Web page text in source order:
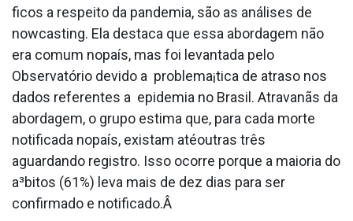
ficos a respeito da pandemia, são as análises de
nowcasting. Ela destaca que essa abordagem não
era comum nopaís, mas foi levantada pelo
Observatório devido a problema¡tica de atraso nos
dados referentes a epidemia no Brasil. Atravanãs da
abordagem, o grupo estima que, para cada morte
notificada nopaís, existam atéoutras três
aguardando registro. Isso ocorre porque a maioria do
a³bitos (61%) leva mais de dez dias para ser
confirmado e notificado.Â